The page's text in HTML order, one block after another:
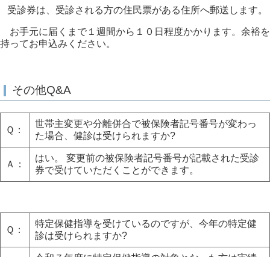
受診券は、受診される方の住民票がある住所へ郵送します。
お手元に届くまで１週間から１０日程度かかります。余裕を
持ってお申込みください。
その他Q&A
Ｑ：
世帯主変更や分離併合で被保険者記号番号が変わっ
た場合、健診は受けられますか?
Ａ：
はい。 変更前の被保険者記号番号が記載された受診
券で受けていただくことができます。
Ｑ：
特定保健指導を受けているのですが、今年の特定健
診は受けられますか?